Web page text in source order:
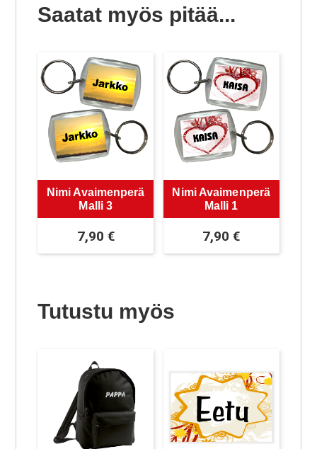
Saatat myös pitää...
Nimi Avaimenperä
Malli 3
7,90 €
Nimi Avaimenperä
Malli 1
7,90€
Tutustu myös